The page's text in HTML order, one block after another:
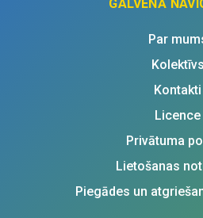
GALVENĀ
Par
Kolektīvs
Kontakti
Licence
Privātuma
Lietošanas
Piegādes un